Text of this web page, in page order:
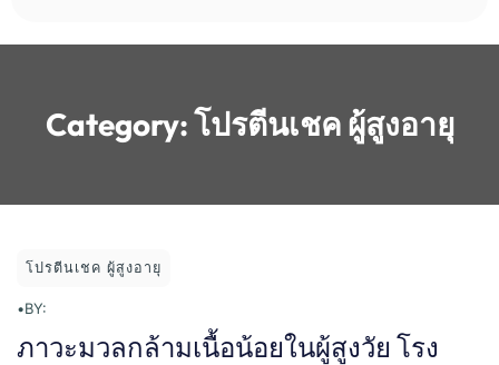
Category:โปรตีนเชค ผู้สูงอายุ
โปรตีนเชค ผู้สูงอายุ
•BY:
ภาวะมวลกล้ามเนื้อน้อยในผู้สูงวัย โรง